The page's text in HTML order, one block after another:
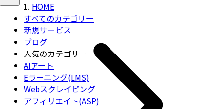
すべてのカテゴリー
新規サービス
ブログ
人気のカテゴリー
AIアート
Eラーニング(LMS)
Webスクレイピング
アフィリエイト(ASP)
HOME